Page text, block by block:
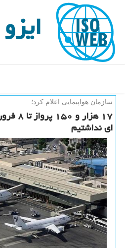
سازمان هواپیمایی اعلام كرد؛
۱۷
ای نداشتیم